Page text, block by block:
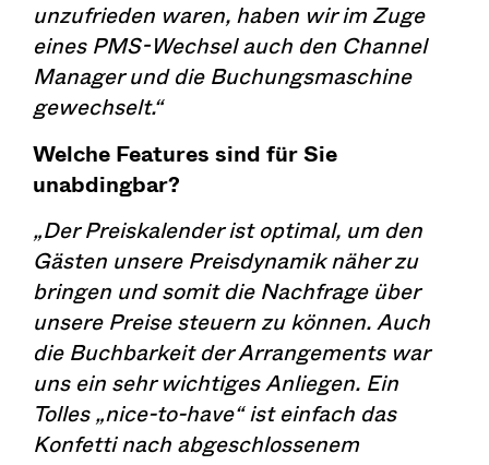
unzufrieden waren, haben wir im Zuge
eines PMS-Wechsel auch den Channel
Manager und die Buchungsmaschine
gewechselt.“
Welche Features sind für Sie
unabdingbar?
„Der Preiskalender ist optimal, um den
Gästen unsere Preisdynamik näher zu
bringen und somit die Nachfrage über
unsere Preise steuern zu können. Auch
die Buchbarkeit der Arrangements war
uns ein sehr wichtiges Anliegen. Ein
Tolles „nice-to-have“ ist einfach das
Konfetti nach abgeschlossenem